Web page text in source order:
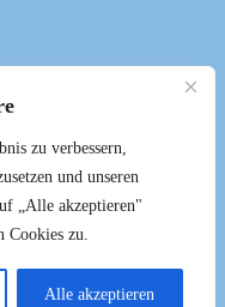
zu verbessern,
und unseren
„Alle akzeptieren"
Cookies zu.
Alle akzeptieren